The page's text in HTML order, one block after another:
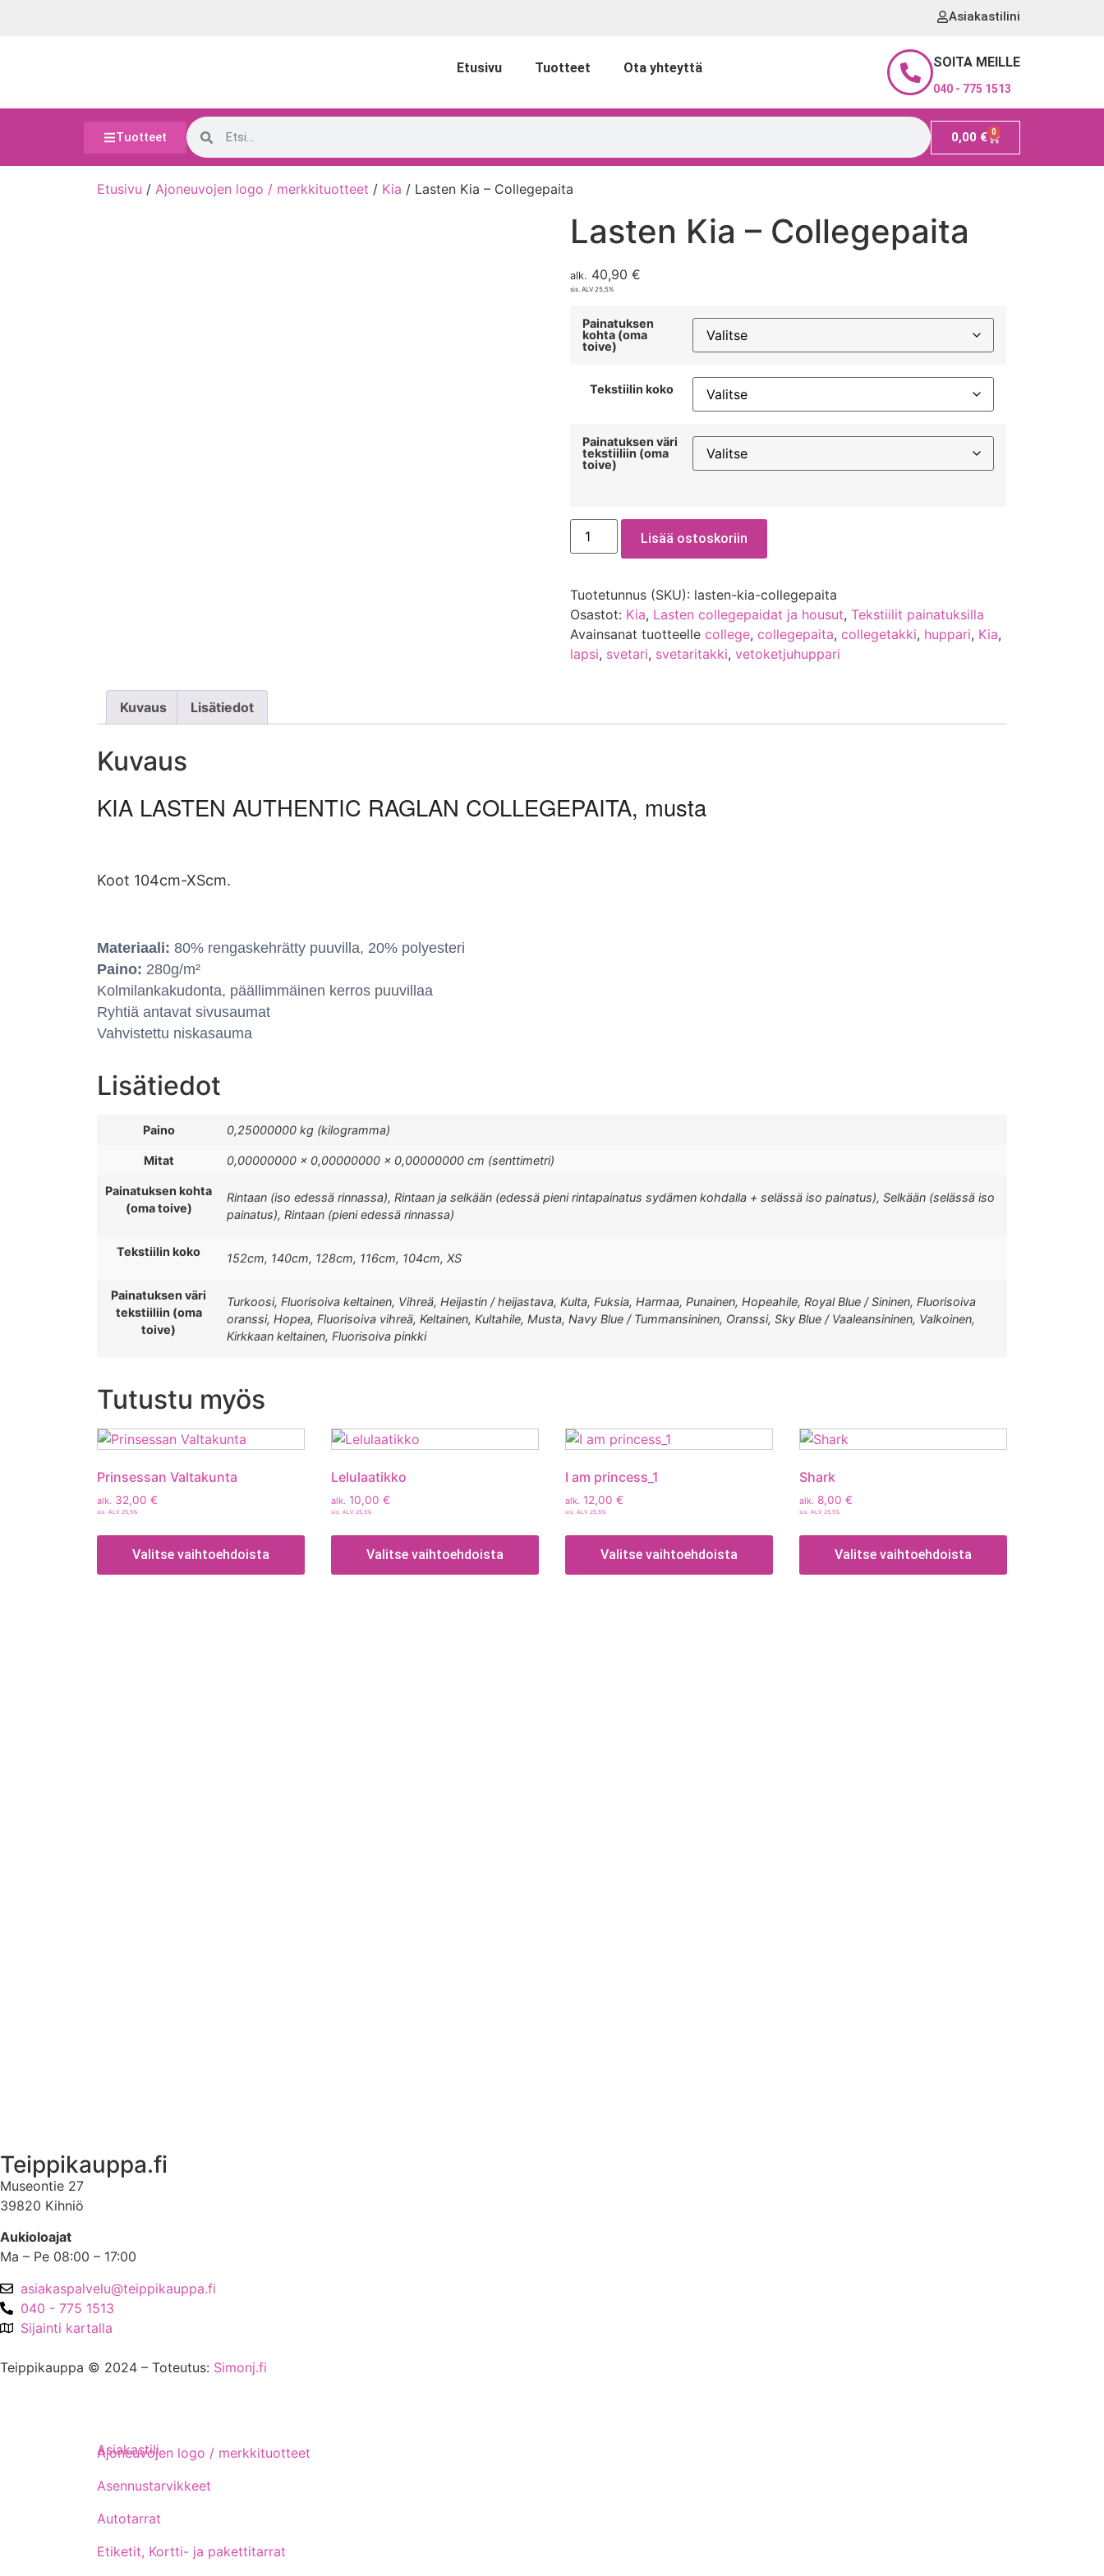
Asiakastilini
Etusivu Tuotteet Ota yhteyttä SOITA MEILLE
040 - 775 1513
Tuotteet 0,00 € 0
Etusivu / Ajoneuvojen logo / merkkituotteet / Kia / Lasten Kia – Collegepaita
Lasten Kia – Collegepaita
alk. 40,90€
sis. ALV 25,5%
Painatuksen
kohta (oma
toive)
Tekstiilin koko
Painatuksen väri
tekstiiliin (oma
toive)
Lisää ostoskoriin
Tuotetunnus (SKU): lasten-kia-collegepaita
Osastot: Kia, Lasten collegepaidat ja housut,Tekstiilit painatuksilla
Avainsanat tuotteellecollege,collegepaita,collegetakki, huppari, Kia,
lapsi, svetari, svetaritakki,vetoketjuhuppari
Kuvaus Lisätiedot
Kuvaus
KIA LASTEN AUTHENTIC RAGLAN COLLEGEPAITA, musta
Koot 104cm-XScm.
Materiaali: 80% rengaskehrätty puuvilla, 20% polyesteri
Paino: 280g/m²
Kolmilankakudonta, päällimmäinen kerros puuvillaa
Ryhtiä antavat sivusaumat
Vahvistettu niskasauma
Lisätiedot
Paino 0,25000000 kg (kilogramma)
Mitat 0,00000000 × 0,00000000 × 0,00000000 cm (senttimetri)
Painatuksen kohta
(oma toive)
Rintaan (iso edessä rinnassa), Rintaan ja selkään (edessä pieni rintapainatus sydämen kohdalla + selässä iso painatus), Selkään (selässä iso
painatus), Rintaan (pieni edessä rinnassa)
Tekstiilin koko 152cm, 140cm, 128cm, 116cm, 104cm, XS
Painatuksen väri
tekstiiliin (oma
toive)
Turkoosi, Fluorisoiva keltainen, Vihreä, Heijastin / heijastava, Kulta, Fuksia, Harmaa, Punainen, Hopeahile, Royal Blue / Sininen, Fluorisoiva
oranssi, Hopea, Fluorisoiva vihreä, Keltainen, Kultahile, Musta, Navy Blue / Tummansininen, Oranssi, Sky Blue / Vaaleansininen, Valkoinen,
Kirkkaan keltainen, Fluorisoiva pinkki
Tutustu myös
Prinsessan Valtakunta
alk. 32,00 €
sis. ALV 25,5%
Valitse vaihtoehdoista
Lelulaatikko
alk. 10,00 €
sis. ALV 25,5%
Valitse vaihtoehdoista
I am princess_1
alk. 12,00 €
sis. ALV 25,5%
Valitse vaihtoehdoista
Shark
alk. 8,00 €
sis. ALV 25,5%
Valitse vaihtoehdoista
Teippikauppa.fi
Museontie 27
39820 Kihniö
Aukioloajat
Ma – Pe 08:00 – 17:00
asiakaspalvelu@teippikauppa.fi
040 - 775 1513
Sijainti kartalla
Teippikauppa © 2024 – Toteutus: Simonj.fi
Ajoneuvojen logo / merkkituotteet
Asennustarvikkeet
Autotarrat
Etiketit, Kortti- ja pakettitarrat
Asiakastili